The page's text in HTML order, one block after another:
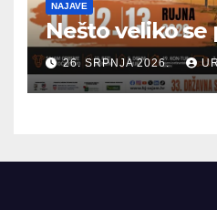
NAJAVE
Nešto veliko se
26. SRPNJA 2026.